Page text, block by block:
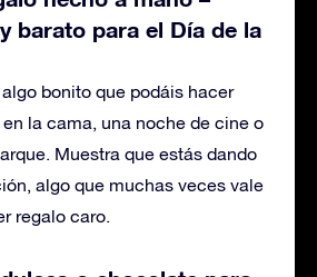
barato para el Día de la
bonito que podáis hacer
la cama, una noche de cine o
Muestra que estás dando
algo que muchas veces vale
regalo caro.